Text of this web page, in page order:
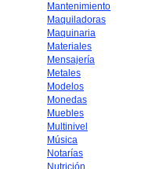
Mantenimiento
Maquiladoras
Maquinaria
Materiales
Mensajería
Metales
Modelos
Monedas
Muebles
Multinivel
Música
Notarías
Nutrición